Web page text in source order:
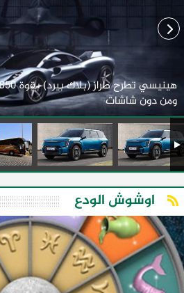
ومن دون شاشات
اوشوش الودع